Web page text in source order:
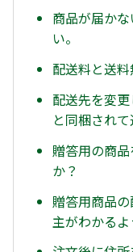
商品が届か
い。
配送料と送料
配送先を変
と同梱されて
贈答用の商
か？
贈答用商品
主がわかるよ